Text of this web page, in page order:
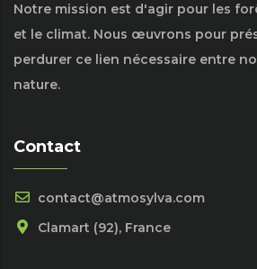
Notre mission est d'agir pour les
et le climat. Nous œuvrons pour
perdurer ce lien nécessaire entre
nature.
Contact
contact@atmosylva.com
Clamart (92), France